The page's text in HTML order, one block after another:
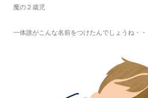
魔の２歳児
一体誰がこんな名前をつけたんでしょうね・・